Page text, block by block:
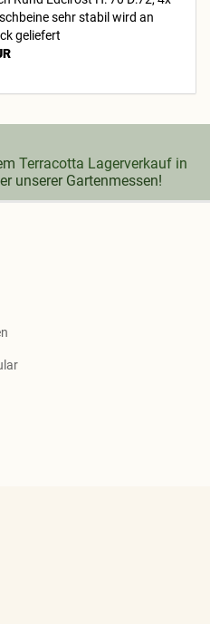
sehr sta­bil wird an
ge­lie­fert
Terracotta Lagerverkauf in
unserer Gartenmessen!